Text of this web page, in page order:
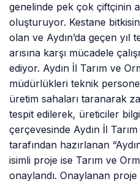
genelinde pek çok çiftçinin
oluşturuyor. Kestane
olan ve Aydın’da geçen yıl
arısına karşı mücadele
ediyor. Aydın İl Tarım ve
müdürlükleri teknik
üretim sahaları taranarak
tespit edilerek, üreticiler
çerçevesinde Aydın İl
tarafından hazırlanan
isimli proje ise Tarım ve
onaylandı. Onaylanan